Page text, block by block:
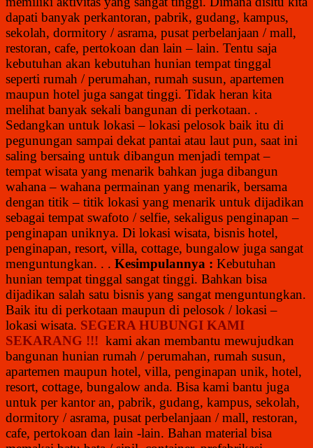
dapati banyak perkantoran, pabrik, gudang, kampus,
sekolah, dormitory / asrama, pusat perbelanjaan / mall,
restoran, cafe, pertokoan dan lain – lain. Tentu saja
kebutuhan akan kebutuhan hunian tempat tinggal
seperti rumah / perumahan, rumah susun, apartemen
maupun hotel juga sangat tinggi. Tidak heran kita
melihat banyak sekali bangunan di perkotaan. .
Sedangkan untuk lokasi – lokasi pelosok baik itu di
pegunungan sampai dekat pantai atau laut pun, saat ini
saling bersaing untuk dibangun menjadi tempat –
tempat wisata yang menarik bahkan juga dibangun
wahana – wahana permainan yang menarik, bersama
dengan titik – titik lokasi yang menarik untuk dijadikan
sebagai tempat swafoto / selfie, sekaligus penginapan –
penginapan uniknya. Di lokasi wisata, bisnis hotel,
penginapan, resort, villa, cottage, bungalow juga sangat
menguntungkan. . . Kesimpulannya : Kebutuhan
hunian tempat tinggal sangat tinggi. Bahkan bisa
dijadikan salah satu bisnis yang sangat menguntungkan.
Baik itu di perkotaan maupun di pelosok / lokasi –
lokasi wisata. SEGERA HUBUNGI KAMI
SEKARANG !!! kami akan membantu mewujudkan
bangunan hunian rumah / perumahan, rumah susun,
apartemen maupun hotel, villa, penginapan unik, hotel,
resort, cottage, bungalow anda. Bisa kami bantu juga
untuk per kantor an, pabrik, gudang, kampus, sekolah,
dormitory / asrama, pusat perbelanjaan / mall, restoran,
cafe, pertokoan dan lain -lain. Bahan material bisa